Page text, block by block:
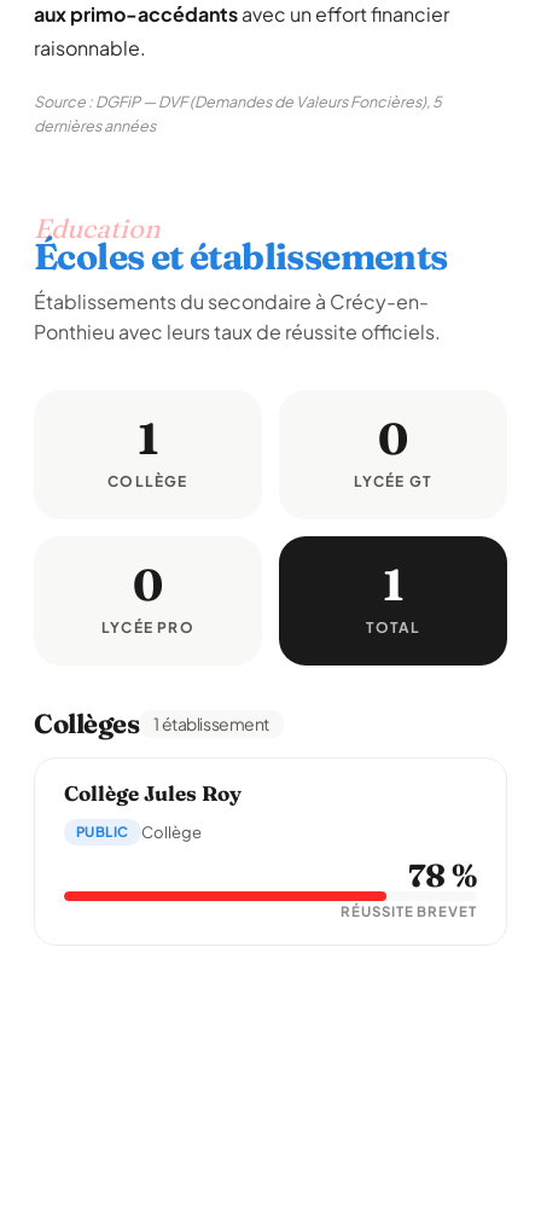
aux primo-accédantsavec un effort financier
raisonnable.
Source : DGFiP — DVF (Demandes de Valeurs Foncières), 5
dernières années
Education
Écoles et établissements
Établissements du secondaire à Crécy-en-
Ponthieu avec leurs taux de réussite officiels.
1
COLLÈGE
0
LYCÉE GT
0
LYCÉE PRO
1
TOTAL
Collèges 1 établissement
Collège Jules Roy
PUBLIC Collège
78 %
RÉUSSITE BREVET